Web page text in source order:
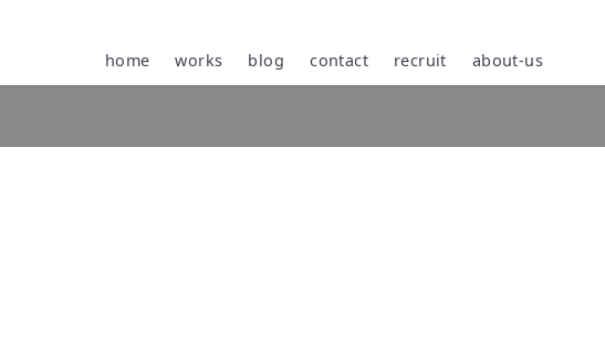
home works blog contact recruit about-us